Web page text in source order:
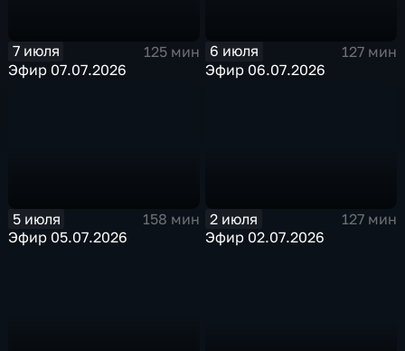
7 июля
125 мин
Эфир 07.07.2026
6 июля
127 мин
Эфир 06.07.2026
5 июля
158 мин
Эфир 05.07.2026
2 июля
127 мин
Эфир 02.07.2026